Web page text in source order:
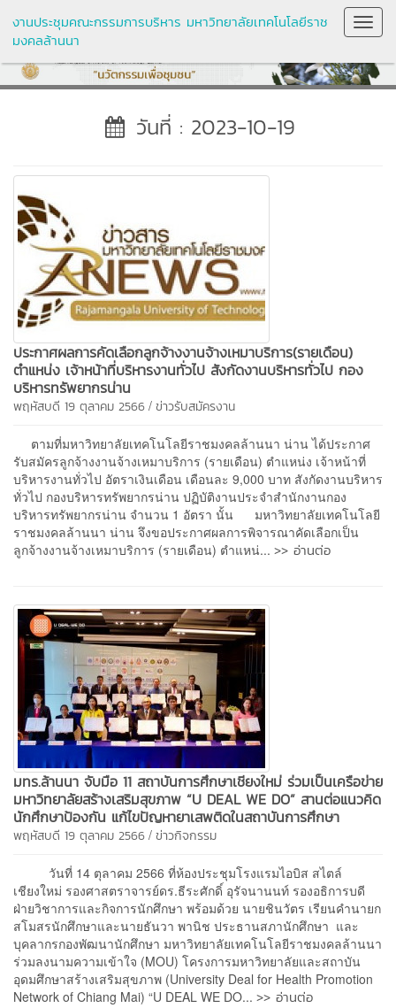
งานประชุมคณะกรรมการบริหาร มหาวิทยาลัยเทคโนโลยีราช
มงคลล้านนา
วันที่ : 2023-10-19
ประกาศผลการคัดเลือกลูกจ้างงานจ้างเหมาบริการ(รายเดือน)
ตำแหน่ง เจ้าหน้าที่บริหารงานทั่วไป สังกัดงานบริหารทั่วไป กอง
บริหารทรัพยากรน่าน
พฤหัสบดี 19 ตุลาคม 2566 / ข่าวรับสมัครงาน
ตามที่มหาวิทยาลัยเทคโนโลยีราชมงคลล้านนา น่าน ได้ประกาศ
รับสมัครลูกจ้างงานจ้างเหมาบริการ (รายเดือน) ตำแหน่ง เจ้าหน้าที่
บริหารงานทั่วไป อัตราเงินเดือน เดือนละ 9,000 บาท สังกัดงานบริหาร
ทั่วไป กองบริหารทรัพยากรน่าน ปฏิบัติงานประจำสำนักงานกอง
บริหารทรัพยากรน่าน จำนวน 1 อัตรา นั้น มหาวิทยาลัยเทคโนโลยี
ราชมงคลล้านนา น่าน จึงขอประกาศผลการพิจารณาคัดเลือกเป็น
ลูกจ้างงานจ้างเหมาบริการ (รายเดือน) ตำแหน่... >> อ่านต่อ
มทร.ล้านนา จับมือ 11 สถาบันการศึกษาเชียงใหม่ ร่วมเป็นเครือข่าย
มหาวิทยาลัยสร้างเสริมสุขภาพ “U DEAL WE DO” สานต่อแนวคิด
นักศึกษาป้องกัน แก้ไขปัญหายาเสพติดในสถาบันการศึกษา
พฤหัสบดี 19 ตุลาคม 2566 / ข่าวกิจกรรม
วันที่ 14 ตุลาคม 2566 ที่ห้องประชุมโรงแรมไอบิส สไตล์
เชียงใหม่ รองศาสตราจารย์ดร.ธีระศักดิ์ อุรัจนานนท์ รองอธิการบดี
ฝ่ายวิชาการและกิจการนักศึกษา พร้อมด้วย นายชินวัตร เรียนคำนายก
สโมสรนักศึกษาและนายธันวา พานิช ประธานสภานักศึกษา และ
บุคลากรกองพัฒนานักศึกษา มหาวิทยาลัยเทคโนโลยีราชมงคลล้านนา
ร่วมลงนามความเข้าใจ (MOU) โครงการมหาวิทยาลัยและสถาบัน
อุดมศึกษาสร้างเสริมสุขภาพ (University Deal for Health Promotion
Network of Chiang Mai) “U DEAL WE DO... >> อ่านต่อ